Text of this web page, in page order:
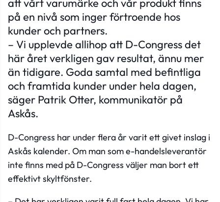
att vårt varumärke och vår produkt finns
på en nivå som inger förtroende hos
kunder och partners.
– Vi upplevde allihop att D-Congress det
här året verkligen gav resultat, ännu mer
än tidigare. Goda samtal med befintliga
och framtida kunder under hela dagen,
säger Patrik Otter, kommunikatör på
Askås.
D-Congress har under flera år varit ett givet inslag i
Askås kalender. Om man som e-handelsleverantör
inte finns med på D-Congress väljer man bort ett
effektivt skyltfönster.